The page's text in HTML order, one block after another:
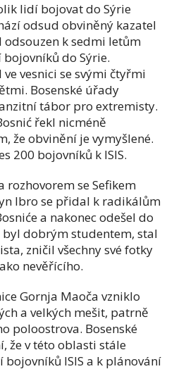
lidí bojovat do Sýrie
odsud obviněný kazatel
odsouzen k sedmi letům
do Sýrie.
vesnici se svými čtyřmi
Bosenské úřady
tábor pro extremisty.
řekl nicméně
že obvinění je vymyšlené.
200 bojovníků k ISIS.
rozhovorem se Sefikem
Ibro se přidal k radikálům
a nakonec odešel do
byl dobrým studentem, stal
zničil všechny své fotky
nevěřícího.
Gornja Maoča vzniklo
a velkých mešit, patrně
poloostrova. Bosenské
že v této oblasti stále
ISIS a k plánování